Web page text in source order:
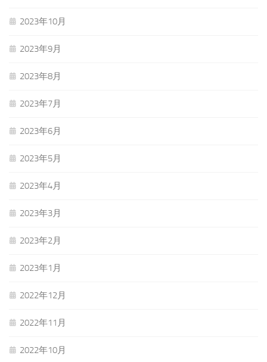
2023年10月
2023年9月
2023年8月
2023年7月
2023年6月
2023年5月
2023年4月
2023年3月
2023年2月
2023年1月
2022年12月
2022年11月
2022年10月